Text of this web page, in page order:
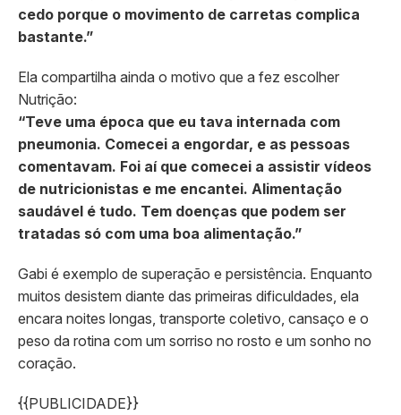
cedo porque o movimento de carretas complica
bastante.”
Ela compartilha ainda o motivo que a fez escolher
Nutrição:
“Teve uma época que eu tava internada com
pneumonia. Comecei a engordar, e as pessoas
comentavam. Foi aí que comecei a assistir vídeos
de nutricionistas e me encantei. Alimentação
saudável é tudo. Tem doenças que podem ser
tratadas só com uma boa alimentação.”
Gabi é exemplo de superação e persistência. Enquanto
muitos desistem diante das primeiras dificuldades, ela
encara noites longas, transporte coletivo, cansaço e o
peso da rotina com um sorriso no rosto e um sonho no
coração.
{{PUBLICIDADE}}